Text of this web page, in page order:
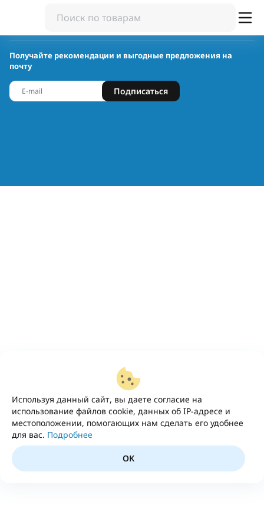
Используя данный сайт, вы даете согласие на
использование файлов cookie, данных об IP-адресе и
местоположении, помогающих нам сделать его удобнее
для вас. Подробнее
OK
Получайте рекомендации и выгодные предложения на
почту
Подписаться